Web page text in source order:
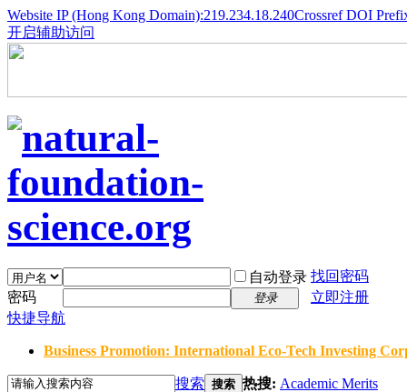
Website IP (Hong Kong Domain):219.234.18.240Crossref DOI
开启辅助访问
自动登录 找回密码
密码
登录
立即注册
快捷导航
Business Promotion: International Eco-Tech Investing
搜索 搜索 热搜: Academic Merits